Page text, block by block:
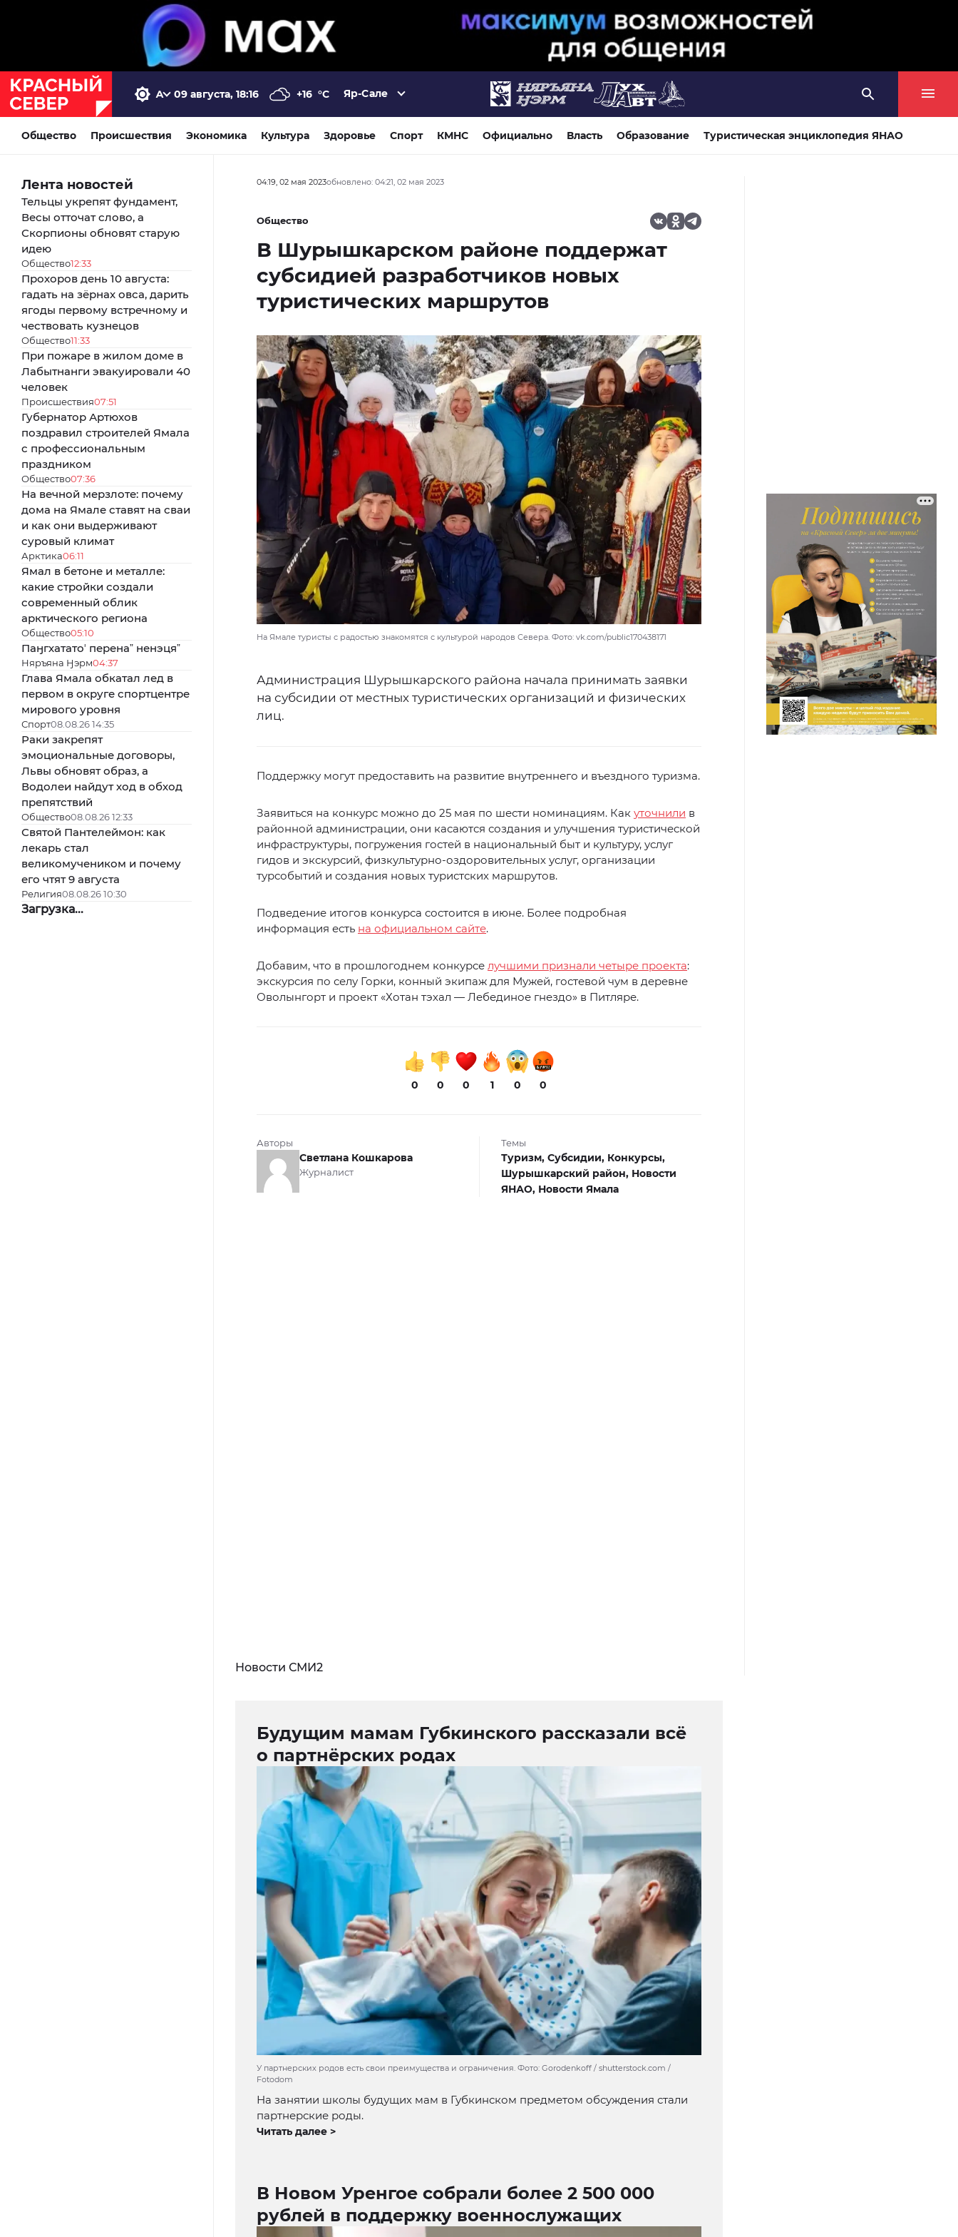
09 августа, 18:16 +16 °C Яр-Сале
Общество Происшествия Экономика Культура Здоровье Спорт КМНС Официально Власть Образование Туристическая энциклопедия ЯНАО
Лента новостей
Тельцы укрепят фундамент,
Весы отточат слово, а
Скорпионы обновят старую
идею
Общество12:33
Прохоров день 10 августа:
гадать на зёрнах овса, дарить
ягоды первому встречному и
чествовать кузнецов
Общество11:33
При пожаре в жилом доме в
Лабытнанги эвакуировали 40
человек
Происшествия07:51
Губернатор Артюхов
поздравил строителей Ямала
с профессиональным
праздником
Общество07:36
На вечной мерзлоте: почему
дома на Ямале ставят на сваи
и как они выдерживают
суровый климат
Арктика06:11
Ямал в бетоне и металле:
какие стройки создали
современный облик
арктического региона
Общество05:10
Паӈгхататоʼ перенаˮ ненэцяˮ
Няръяна Ӈэрм04:37
Глава Ямала обкатал лед в
первом в округе спортцентре
мирового уровня
Спорт08.08.26 14:35
Раки закрепят
эмоциональные договоры,
Львы обновят образ, а
Водолеи найдут ход в обход
препятствий
Общество08.08.26 12:33
Святой Пантелеймон: как
лекарь стал
великомучеником и почему
его чтят 9 августа
Религия08.08.26 10:30
Загрузка...
04:19, 02 мая 2023обновлено: 04:21, 02 мая 2023
Общество
В Шурышкарском районе поддержат
субсидией разработчиков новых
туристических маршрутов
На Ямале туристы с радостью знакомятся с культурой народов Севера. Фото: vk.com/public170438171
Администрация Шурышкарского района начала принимать заявки
на субсидии от местных туристических организаций и физических
лиц.
Поддержку могут предоставить на развитие внутреннего и въездного туризма.
Заявиться на конкурс можно до 25 мая по шести номинациям. Как уточнили в
районной администрации, они касаются создания и улучшения туристической
инфраструктуры, погружения гостей в национальный быт и культуру, услуг
гидов и экскурсий, физкультурно-оздоровительных услуг, организации
турсобытий и создания новых туристских маршрутов.
Подведение итогов конкурса состоится в июне. Более подробная
информация есть на официальном сайте.
Добавим, что в прошлогоднем конкурсе лучшими признали четыре проекта:
экскурсия по селу Горки, конный экипаж для Мужей, гостевой чум в деревне
Оволынгорт и проект «Хотан тэхал — Лебединое гнездо» в Питляре.
0 0 0 1 0 0
Авторы
Светлана Кошкарова
Журналист
Темы
Туризм, Субсидии, Конкурсы,
Шурышкарский район, Новости
ЯНАО, Новости Ямала
Новости СМИ2
Будущим мамам Губкинского рассказали всё
о партнёрских родах
У партнерских родов есть свои преимущества и ограничения. Фото: Gorodenkoff / shutterstock.com /
Fotodom
На занятии школы будущих мам в Губкинском предметом обсуждения стали
партнерские роды.
Читать далее >
В Новом Уренгое собрали более 2 500 000
рублей в поддержку военнослужащих